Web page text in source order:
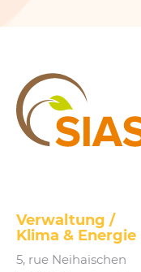
Verwaltung /
Klima & Energie
5, rue Neihaischen